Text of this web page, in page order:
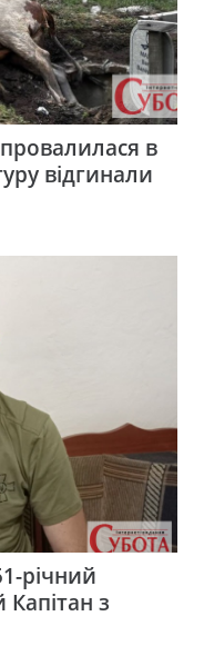
в
відгинали
річний
з